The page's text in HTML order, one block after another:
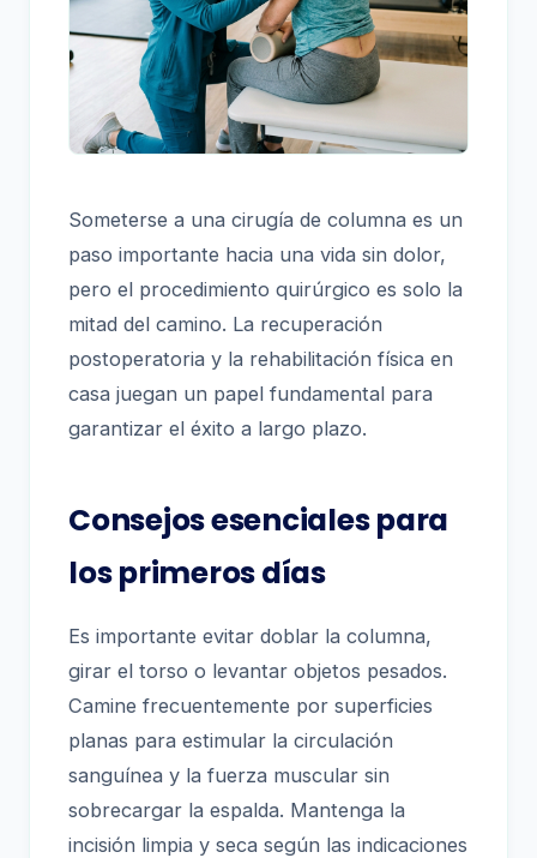
Someterse a una cirugía de columna es un
paso importante hacia una vida sin dolor,
pero el procedimiento quirúrgico es solo la
mitad del camino. La recuperación
postoperatoria y la rehabilitación física en
casa juegan un papel fundamental para
garantizar el éxito a largo plazo.
Consejos esenciales para
los primeros días
Es importante evitar doblar la columna,
girar el torso o levantar objetos pesados.
Camine frecuentemente por superficies
planas para estimular la circulación
sanguínea y la fuerza muscular sin
sobrecargar la espalda. Mantenga la
incisión limpia y seca según las indicaciones